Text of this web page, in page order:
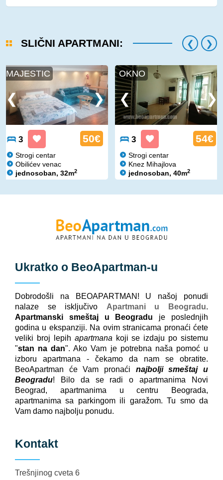
SLIČNI APARTMANI:
MAJESTIC
3 50€
Strogi centar
Obilićev venac
jednosoban, 32m2
OKNO
3 54€
Strogi centar
Knez Mihajlova
jednosoban, 40m2
Ukratko o BeoApartman-u
Dobrodošli na BEOAPARTMAN! U našoj ponudi
nalaze se isključivo Apartmani u Beogradu.
Apartmanski smeštaj u Beogradu je poslednjih
godina u ekspanziji. Na ovim stranicama pronaći ćete
veliki broj lepih apartmana koji se izdaju po sistemu
"stan na dan". Ako Vam je potrebna naša pomoć u
izboru apartmana - čekamo da nam se obratite.
BeoApartman će Vam pronaći najbolji smeštaj u
Beogradu! Bilo da se radi o apartmanima Novi
Beograd, apartmanima u centru Beograda,
apartmanima sa parkingom ili garažom. Tu smo da
Vam damo najbolju ponudu.
Kontakt
Trešnjinog cveta 6